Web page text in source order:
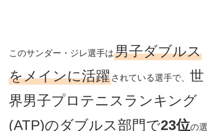
このサンダー・ジレ選手は男子ダブルス
をメインに活躍されている選手で、 世
界男子プロテニスランキング
(ATP)のダブルス部門で23位の選